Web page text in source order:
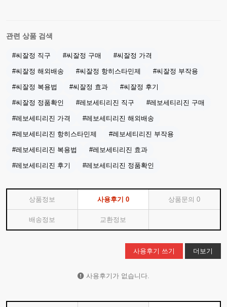
관련 상품 검색
#씨잘정 직구 #씨잘정 구매 #씨잘정 가격
#씨잘정 해외배송 #씨잘정 항히스타민제 #씨잘정 부작용
#씨잘정 복용법 #씨잘정 효과 #씨잘정 후기
#씨잘정 정품확인 #레보세티리진 직구 #레보세티리진 구매
#레보세티리진 가격 #레보세티리진 해외배송
#레보세티리진 항히스타민제 #레보세티리진 부작용
#레보세티리진 복용법 #레보세티리진 효과
#레보세티리진 후기 #레보세티리진 정품확인
상품정보 사용후기 0 상품문의0
배송정보 교환정보
사용후기 쓰기 더보기
사용후기가 없습니다.